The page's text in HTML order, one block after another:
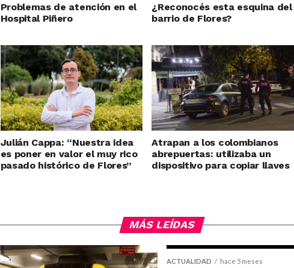
Problemas de atención en el
Hospital Piñero
¿Reconocés esta esquina del
barrio de Flores?
Julián Cappa: “Nuestra idea
es poner en valor el muy rico
pasado histórico de Flores”
Atrapan a los colombianos
abrepuertas: utilizaba un
dispositivo para copiar llaves
MÁS LEÍDAS
ACTUALIDAD hace 5 meses